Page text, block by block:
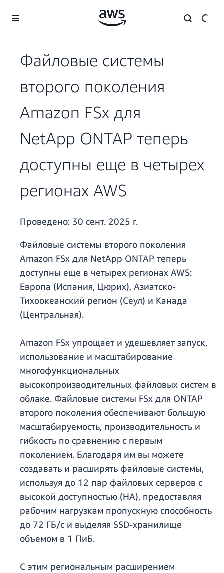
Перейти к главному контенту
Файловые системы
второго поколения
Amazon FSx для
NetApp ONTAP теперь
доступны еще в четырех
регионах AWS
Проведено: 30 сент. 2025 г.
Файловые системы второго поколения
Amazon FSx для NetApp ONTAP теперь
доступны еще в четырех регионах AWS:
Европа (Испания, Цюрих), Азиатско-
Тихоокеанский регион (Сеул) и Канада
(Центральная).
Amazon FSx упрощает и удешевляет запуск,
использование и масштабирование
многофункциональных
высокопроизводительных файловых систем в
облаке. Файловые системы FSx для ONTAP
второго поколения обеспечивают большую
масштабируемость, производительность и
гибкость по сравнению с первым
поколением. Благодаря им вы можете
создавать и расширять файловые системы,
используя до 12 пар файловых серверов с
высокой доступностью (HA), предоставляя
рабочим нагрузкам пропускную способность
до 72 ГБ/с и выделяя SSD-хранилище
объемом в 1 ПиБ.
С этим региональным расширением